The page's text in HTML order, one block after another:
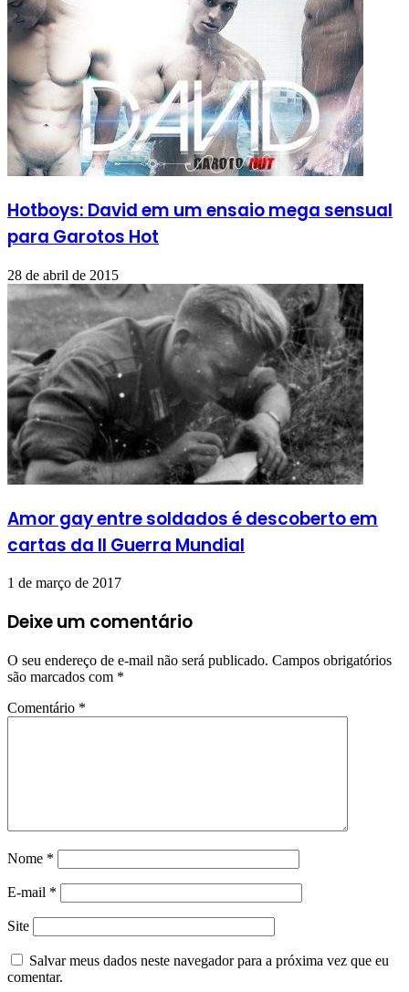
Hotboys: David em um ensaio mega sensual
para Garotos Hot
28 de abril de 2015
Amor gay entre soldados é descoberto em
cartas da II Guerra Mundial
1 de março de 2017
Deixe um comentário
O seu endereço de e-mail não será publicado. Campos obrigatórios
são marcados com *
Comentário *
Nome *
E-mail *
Site
Salvar meus dados neste navegador para a próxima vez que eu
comentar.